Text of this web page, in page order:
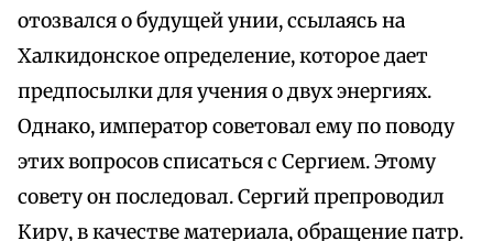
отозвался о будущей унии, ссылаясь на
Халкидонское определение, которое дает
предпосылки для учения о двух энергиях.
Однако, император советовал ему по поводу
этих вопросов списаться с Сергием. Этому
совету он последовал. Сергий препроводил
Киру, в качестве материала, обращение патр.